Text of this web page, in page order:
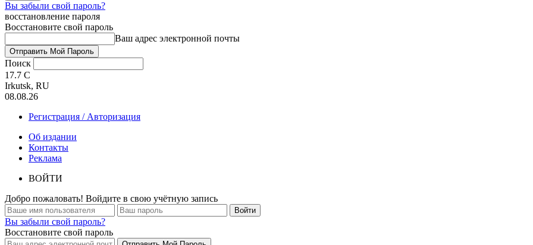
Вы забыли свой пароль?
восстановление пароля
Восстановите свой пароль
Ваш адрес электронной почты
Поиск
17.7 C
Irkutsk, RU
08.08.26
Регистрация / Авторизация
Об издании
Контакты
Реклама
ВОЙТИ
Добро пожаловать! Войдите в свою учётную запись
Вы забыли свой пароль?
Восстановите свой пароль